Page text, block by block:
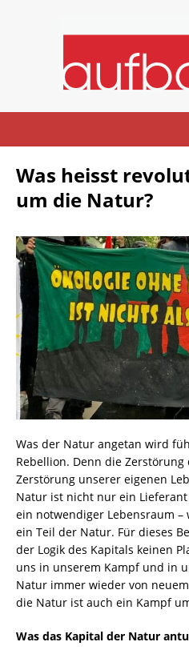
Was heisst
um die Natur?
Was der Natur angetan wird
Rebellion. Denn die
Zerstörung unserer eigenen
Natur ist nicht nur ein
ein notwendiger Lebensraum
ein Teil der Natur. Für dieses
der Logik des Kapitals keinen
uns in unserem Kampf und in
Natur immer wieder von
die Natur ist auch ein Kampf
Was das Kapital der Natur